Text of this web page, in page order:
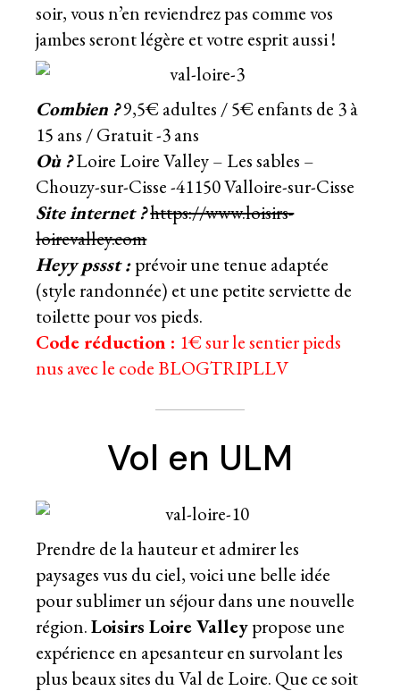
soir, vous n’en reviendrez pas comme vos
jambes seront légère et votre esprit aussi !
Combien ?9,5€ adultes / 5€ enfants de 3 à
15 ans / Gratuit -3 ans
Où ?Loire Loire Valley – Les sables –
Chouzy-sur-Cisse -41150 Valloire-sur-Cisse
Site internet ?https://www.loisirs-
loirevalley.com
Heyy pssst :prévoir une tenue adaptée
(style randonnée) et une petite serviette de
toilette pour vos pieds.
Code réduction : 1€ sur le sentier pieds
nus avec le code BLOGTRIPLLV
Vol en ULM
Prendre de la hauteur et admirer les
paysages vus du ciel, voici une belle idée
pour sublimer un séjour dans une nouvelle
région.Loisirs Loire Valleypropose une
expérience en apesanteur en survolant les
plus beaux sites du Val de Loire. Que ce soit